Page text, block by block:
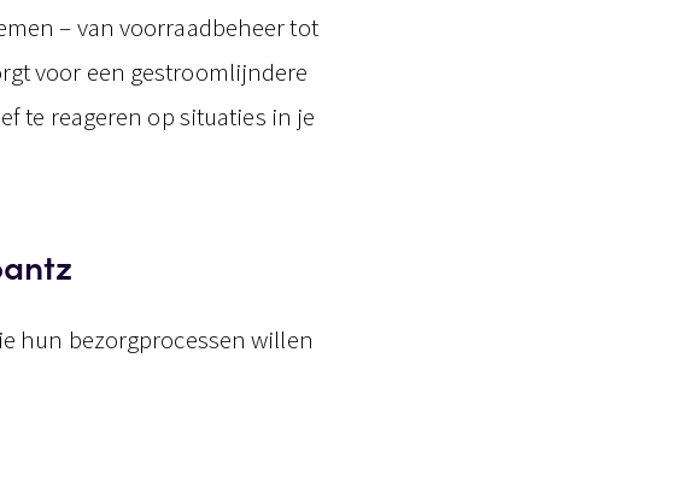
– van voorraadbeheer tot
voor een gestroomlijndere
te reageren op situaties in je
hun bezorgprocessen willen